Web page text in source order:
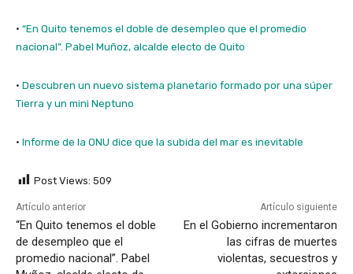
· “En Quito tenemos el doble de desempleo que el promedio
nacional”. Pabel Muñoz, alcalde electo de Quito
· Descubren un nuevo sistema planetario formado por una súper
Tierra y un mini Neptuno
· Informe de la ONU dice que la subida del mar es inevitable
Post Views: 509
Artículo anterior
“En Quito tenemos el doble
de desempleo que el
promedio nacional”. Pabel
Artículo siguiente
En el Gobierno incrementaron
las cifras de muertes
violentas, secuestros y